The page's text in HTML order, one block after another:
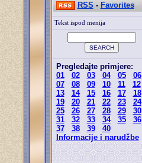
RSS- Favorites
Tekst ispod menija
Pregledajte primjere:
01
02 03 04 05
06
07
08 09 10 11
12
13
14 15 16 17
18
19
20 21 22 23
24
25
26 27 28 29
30
31
32 33 34 35
36
37
38 39
40
Informacije i narudžbe